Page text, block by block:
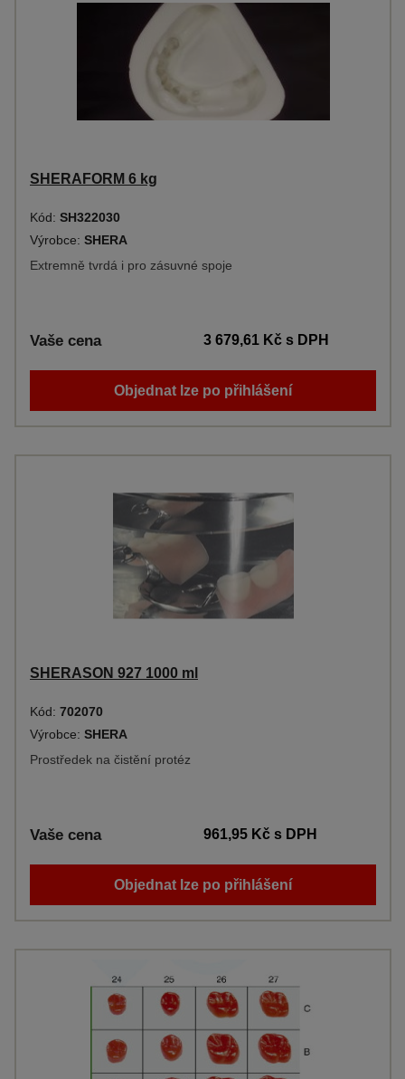
SHERAFORM 6 kg
Kód: SH322030
Výrobce: SHERA
Extremně tvrdá i pro zásuvné spoje
Vaše cena 3 679,61 Kčs DPH
Objednat lze po přihlášení
SHERASON 927 1000 ml
Kód: 702070
Výrobce: SHERA
Prostředek na čistění protéz
Vaše cena 961,95 Kčs DPH
Objednat lze po přihlášení